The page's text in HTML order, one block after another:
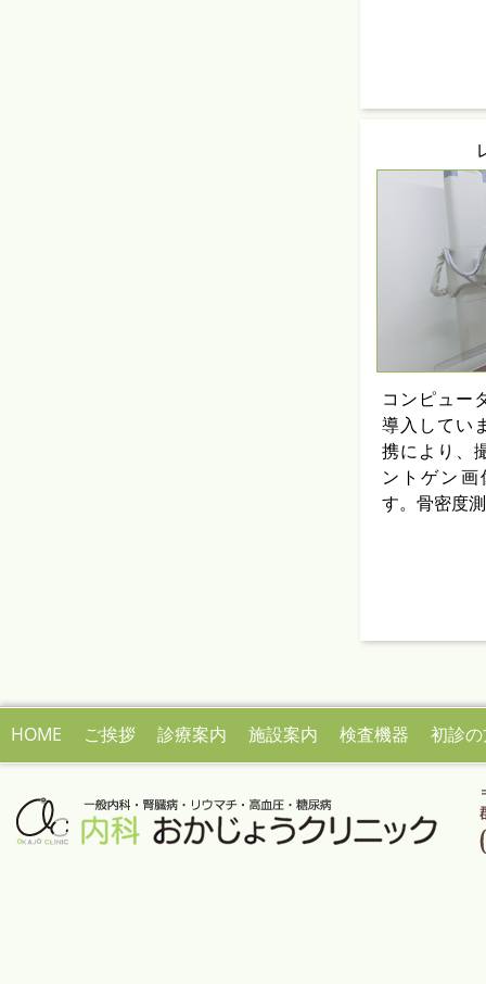
コンピュー
導入してい
携により、
ントゲン
す。骨密度
HOME ご挨拶 診療案内 施設案内 検査機器 初診